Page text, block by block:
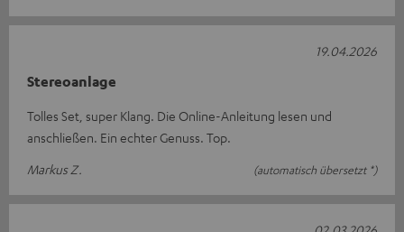
Stereoanlage
Tolles Set, super Klang. Die Online-Anleitung lesen und
anschließen. Ein echter Genuss. Top.
Markus Z.
(automatisch übersetzt *)
19.04.2026